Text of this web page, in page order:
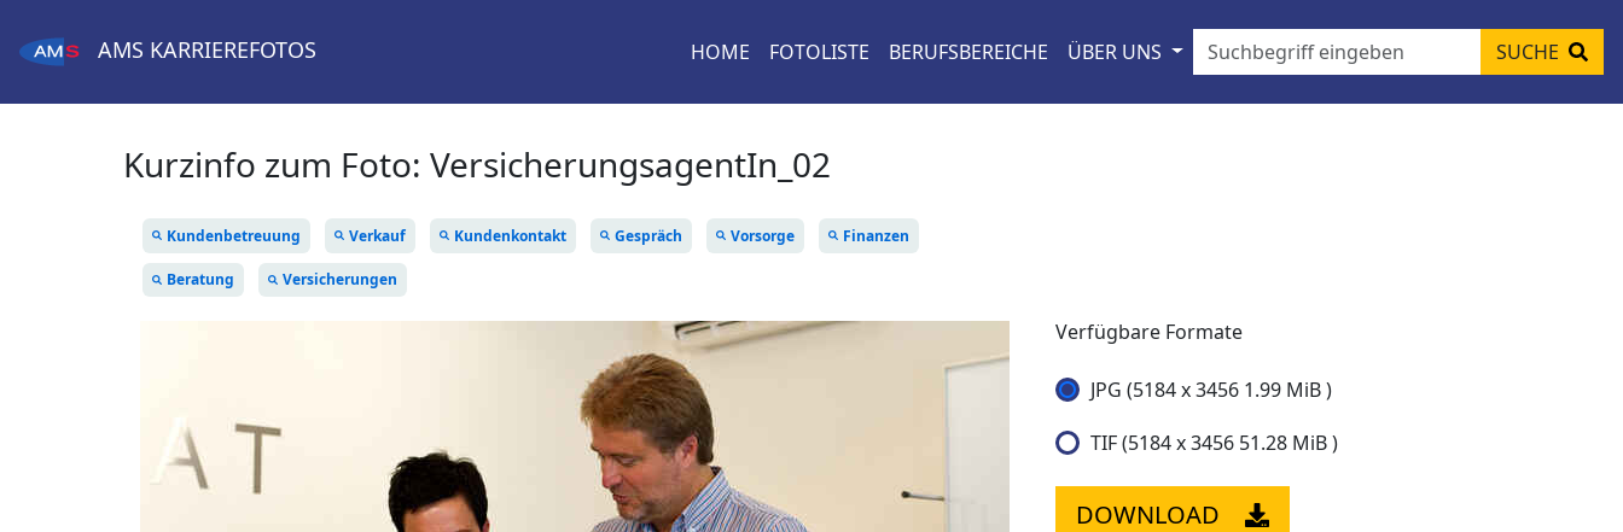
AMS KARRIEREFOTOS HOME FOTOLISTE BERUFSBEREICHE ÜBER UNS SUCHE
Kurzinfo zum Foto: VersicherungsagentIn_02
Kundenbetreuung Verkauf Kundenkontakt Gespräch Vorsorge Finanzen
Beratung Versicherungen
Verfügbare Formate
JPG (5184 x 3456 1.99 MiB )
TIF (5184 x 3456 51.28 MiB )
DOWNLOAD